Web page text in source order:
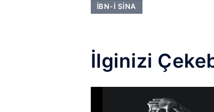
İBN-I SINA
İlginizi